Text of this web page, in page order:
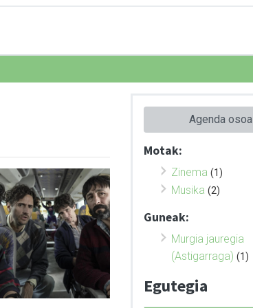
Agenda osoa
Motak:
Zinema (1)
Musika (2)
Guneak:
Murgia jauregia
(Astigarraga) (1)
Egutegia